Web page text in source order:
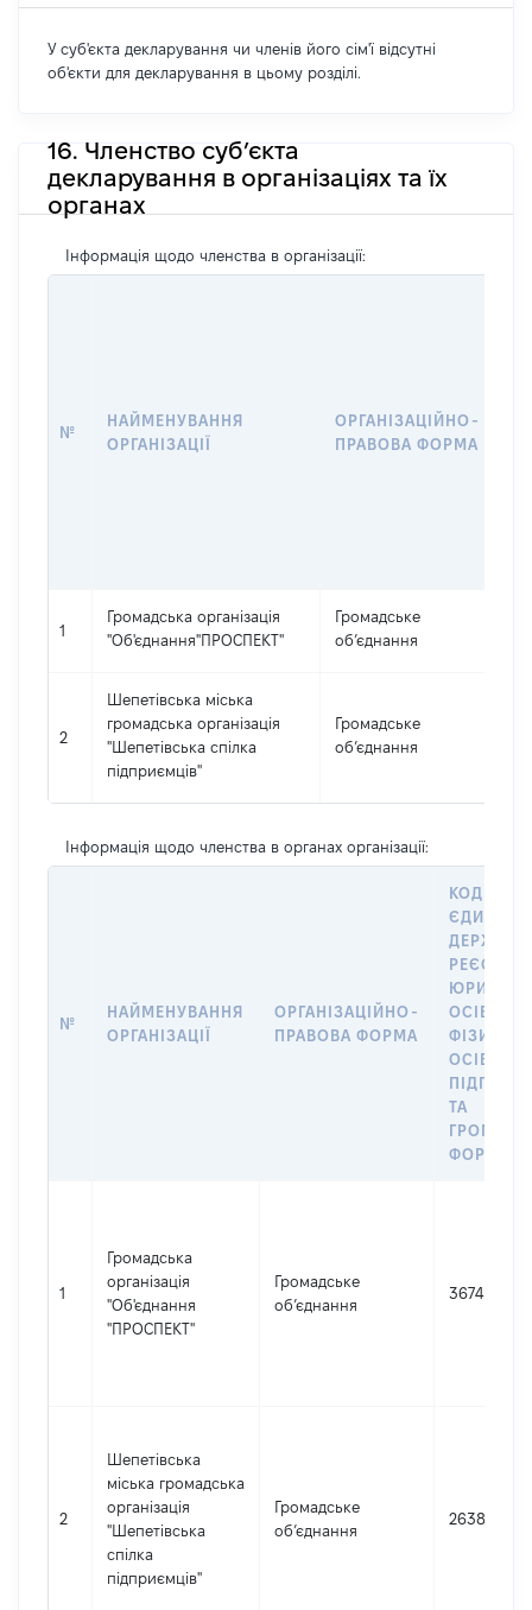
У суб'єкта декларування чи членів його сім'ї відсутні
об'єкти для декларування в цьому розділі.
16. Членство суб’єкта
декларування в організаціях та їх
органах
Інформація щодо членства в організації:
№
НАЙМЕНУВАННЯ
ОРГАНІЗАЦІЇ
ОРГАНІЗАЦІЙНО-
ПРАВОВА ФОРМА
1
Громадська організація
"Об'єднання"ПРОСПЕКТ"
Громадське
об’єднання
2
Шепетівська міська
громадська організація
"Шепетівська спілка
підприємців"
Громадське
об’єднання
Інформація щодо членства в органах організації:
№
НАЙМЕНУВАННЯ
ОРГАНІЗАЦІЇ
ОРГАНІЗАЦІЙНО-
ПРАВОВА ФОРМА
КОД В
РЕЄСТРІ
ОСІБ,
ОСІБ –
ТА
1
Громадська
організація
"Об'єднання
"ПРОСПЕКТ"
Громадське
об’єднання
36745232
2
Шепетівська
міська громадська
організація
"Шепетівська
спілка
підприємців"
Громадське
об’єднання
26381755